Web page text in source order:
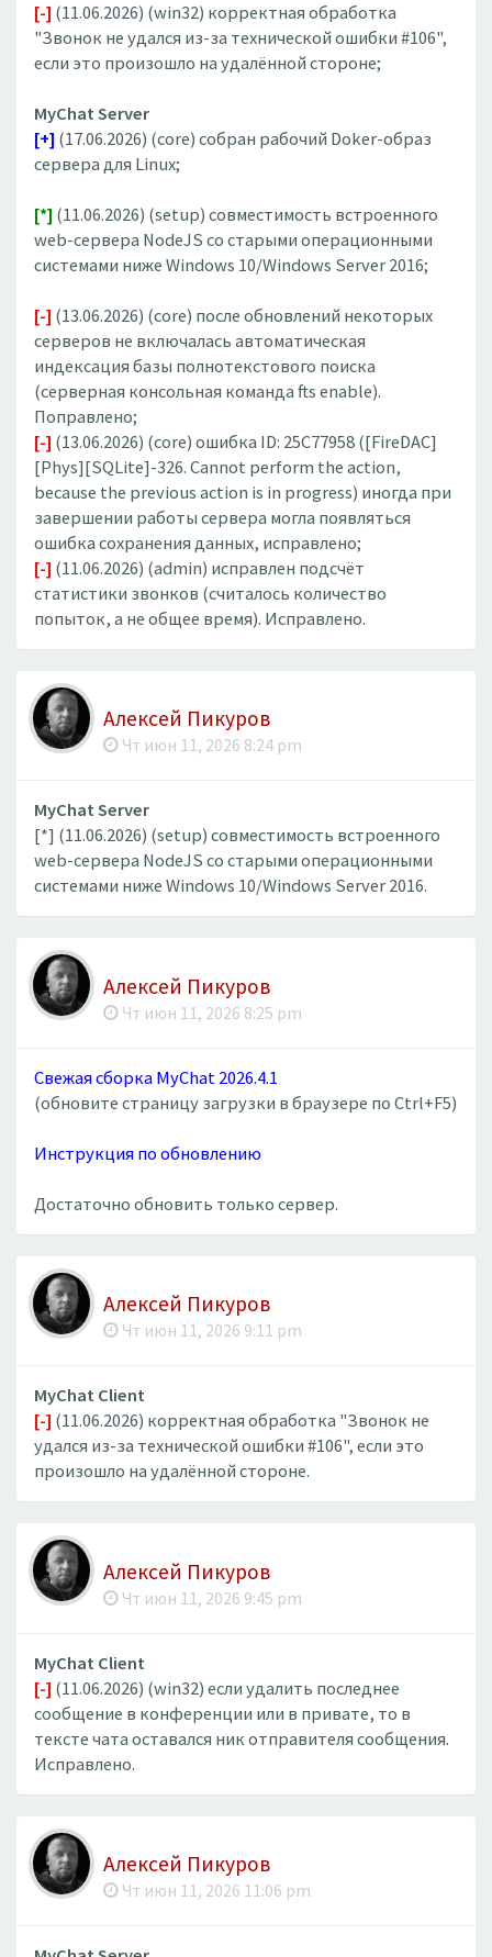
[-] (11.06.2026) (win32) корректная обработка
"Звонок не удался из-за технической ошибки #106",
если это произошло на удалённой стороне;
MyChat Server
[+] (17.06.2026) (core) собран рабочий Doker-образ
сервера для Linux;
[*] (11.06.2026) (setup) совместимость встроенного
web-сервера NodeJS со старыми операционными
системами ниже Windows 10/Windows Server 2016;
[-] (13.06.2026) (core) после обновлений некоторых
серверов не включалась автоматическая
индексация базы полнотекстового поиска
(серверная консольная команда fts enable).
Поправлено;
[-] (13.06.2026) (core) ошибка ID: 25C77958 ([FireDAC]
[Phys][SQLite]-326. Cannot perform the action,
because the previous action is in progress) иногда при
завершении работы сервера могла появляться
ошибка сохранения данных, исправлено;
[-] (11.06.2026) (admin) исправлен подсчёт
статистики звонков (считалось количество
попыток, а не общее время). Исправлено.
Алексей Пикуров
Чт июн 11, 2026 8:24 pm
MyChat Server
[*] (11.06.2026) (setup) совместимость встроенного
web-сервера NodeJS со старыми операционными
системами ниже Windows 10/Windows Server 2016.
Алексей Пикуров
Чт июн 11, 2026 8:25 pm
Свежая сборка MyChat 2026.4.1
(обновите страницу загрузки в браузере по Ctrl+F5)
Инструкция по обновлению
Достаточно обновить только сервер.
Алексей Пикуров
Чт июн 11, 2026 9:11 pm
MyChat Client
[-] (11.06.2026) корректная обработка "Звонок не
удался из-за технической ошибки #106", если это
произошло на удалённой стороне.
Алексей Пикуров
Чт июн 11, 2026 9:45 pm
MyChat Client
[-] (11.06.2026) (win32) если удалить последнее
сообщение в конференции или в привате, то в
тексте чата оставался ник отправителя сообщения.
Исправлено.
Алексей Пикуров
Чт июн 11, 2026 11:06 pm